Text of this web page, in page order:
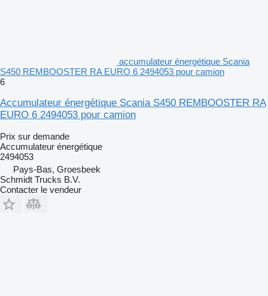
accumulateur énergétique Scania
S450 REMBOOSTER RA EURO 6 2494053 pour camion
6
Accumulateur énergétique Scania S450 REMBOOSTER RA
EURO 6 2494053 pour camion
Prix sur demande
Accumulateur énergétique
2494053
Pays-Bas, Groesbeek
Schmidt Trucks B.V.
Contacter le vendeur